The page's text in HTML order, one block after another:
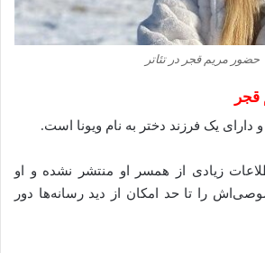
حضور مریم قجر در تئاتر
دارای یک فرزند دختر به نام ویونا است.
زیادی از همسر او منتشر نشده و او
را تا حد امکان از دید رسانه‌ها دور